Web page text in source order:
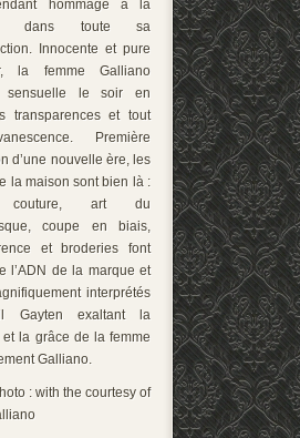
hommage à la
dans toute sa
Innocente et pure
la femme Galliano
sensuelle le soir en
transparences et tout
Première
d’une nouvelle ère, les
la maison sont bien là :
couture, art du
coupe en biais,
et broderies font
l’ADN de la marque et
interprétés
Gayten exaltant la
et la grâce de la femme
Galliano.
: with the courtesy of